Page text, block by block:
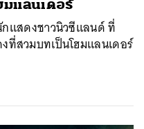
แลนเดอร์
แสดงชาวนิวซีแลนด์ ที่
ที่สวมบทเป็นโฮมแลนเดอร์